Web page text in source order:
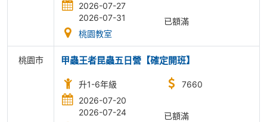
2026-07-27
2026-07-31
桃園教室
已額滿
桃園市 甲蟲王者昆蟲五日營【確定開班】
升1-6年級
2026-07-20
2026-07-24
7660
已額滿